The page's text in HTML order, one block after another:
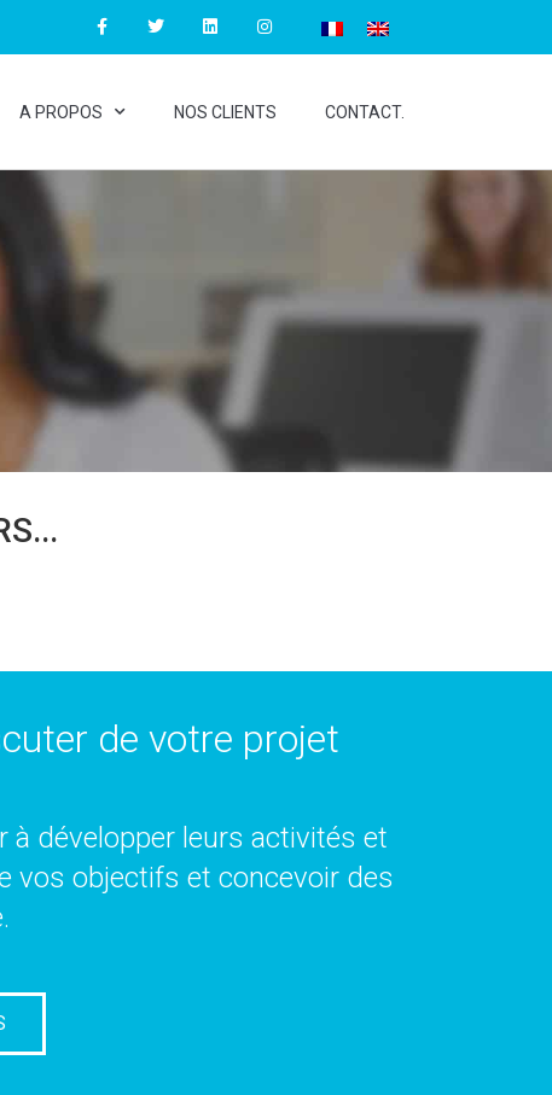
A PROPOS NOS CLIENTS CONTACT.
de votre projet
à développer leurs activités et
vos objectifs et concevoir des